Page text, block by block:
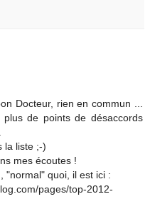
Docteur, rien en commun ...
de points de désaccords
la liste ;-)
mes écoutes !
"normal" quoi, il est ici :
pages/top-2012-